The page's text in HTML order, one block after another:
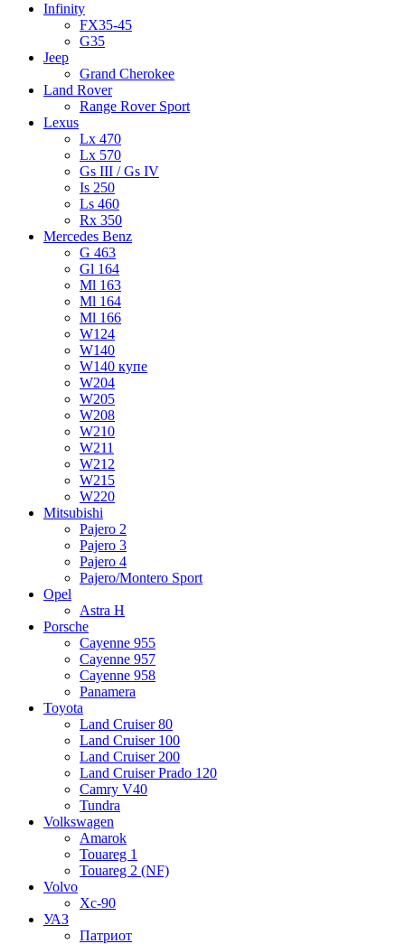
Infinity
FX35-45
G35
Jeep
Grand Cherokee
Land Rover
Range Rover Sport
Lexus
Lx 470
Lx 570
Gs III / Gs IV
Is 250
Ls 460
Rx 350
Mercedes Benz
G 463
Gl 164
Ml 163
Ml 164
Ml 166
W124
W140
W140 купе
W204
W205
W208
W210
W211
W212
W215
W220
Mitsubishi
Pajero 2
Pajero 3
Pajero 4
Pajero/Montero Sport
Opel
Astra H
Porsche
Cayenne 955
Cayenne 957
Cayenne 958
Panamera
Toyota
Land Cruiser 80
Land Cruiser 100
Land Cruiser 200
Land Cruiser Prado 120
Camry V40
Tundra
Volkswagen
Amarok
Touareg 1
Touareg 2 (NF)
Volvo
Xc-90
УАЗ
Патриот